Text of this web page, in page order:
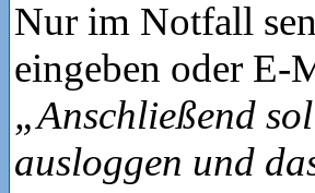
Nur im Notfall
eingeben oder E-
„Anschließend
ausloggen und